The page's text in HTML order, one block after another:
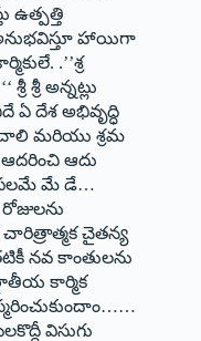
ఉత్పత్తి
హాయిగా
.’’శ్ర
శ్రీ అన్నట్లు
ఏ దేశ అభివృద్ధి
మరియు శ్రమ
ఆదు
మే డే…
చారిత్రాత్మక చైతన్య
నవ కాంతులను
కార్మిక
విసుగు